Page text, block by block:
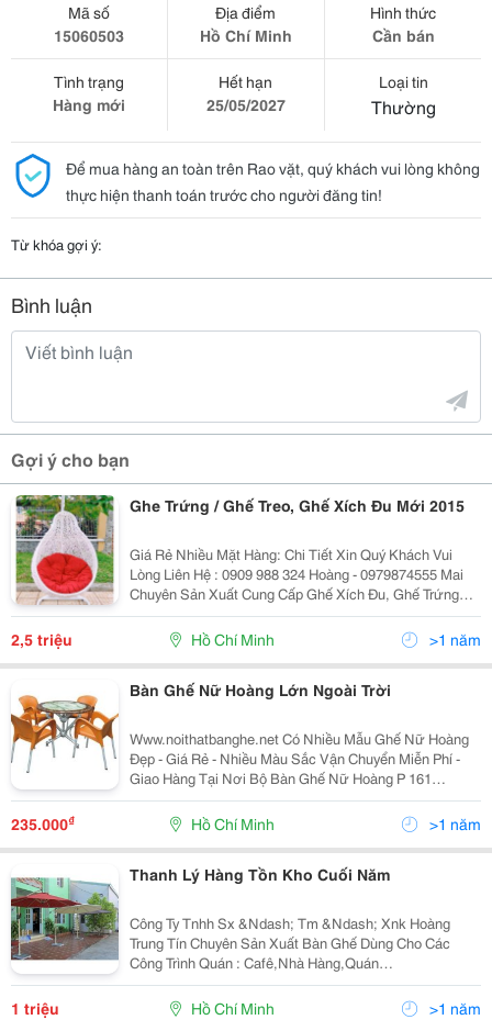
Mã số
15060503
Địa điểm
Hồ Chí Minh
Hình thức
Cần bán
Tình trạng
Hàng mới
Hết hạn
25/05/2027
Loại tin
Thường
Để mua hàng an toàn trên Rao vặt, quý khách vui lòng không
thực hiện thanh toán trước cho người đăng tin!
Từ khóa gợi ý:
Bình luận
Gợi ý cho bạn
Ghe Trứng / Ghế Treo, Ghế Xích Đu Mới 2015
Giá Rẻ Nhiều Mặt Hàng: Chi Tiết Xin Quý Khách Vui
Lòng Liên Hệ : 0909 988 324 Hoàng - 0979874555 Mai
Chuyên Sản Xuất Cung Cấp Ghế Xích Đu, Ghế Trứng
Giả Mây, Ghế Trứng, Ghế Xích Đu, Ghế Giả Mây, Ghế
Nhựa Giả Mây, Xích Đu Sân Vườn, Bàn Ghế Café, Gh
2,5 triệu Hồ Chí Minh >1 năm
Bàn Ghế Nữ Hoàng Lớn Ngoài Trời
Www.noithatbanghe.net Có Nhiều Mẫu Ghế Nữ Hoàng
Đẹp - Giá Rẻ - Nhiều Màu Sắc Vận Chuyển Miễn Phí -
Giao Hàng Tại Nơi Bộ Bàn Ghế Nữ Hoàng P 161
=========≫ Giá Liên Hệ 0909988324 Bộ Bàn Ghế Nữ
Hoàng P 162 =========≫ Giá Liên Hệ 090
235.000₫ Hồ Chí Minh >1 năm
Thanh Lý Hàng Tồn Kho Cuối Năm
Công Ty Tnhh Sx &Ndash; Tm &Ndash; Xnk Hoàng
Trung Tín Chuyên Sản Xuất Bàn Ghế Dùng Cho Các
Công Trình Quán : Cafê,Nhà Hàng,Quán
Ăn,Bar,Resort&Hellip;Với Giá Cả Cạnh Tranh Của Nhà
Sản Xuất,Nhiều Mẫu Mã Đa Dạng,Bảo Hành 12
Tháng,Vận Chuyển Mi
1 triệu Hồ Chí Minh >1 năm